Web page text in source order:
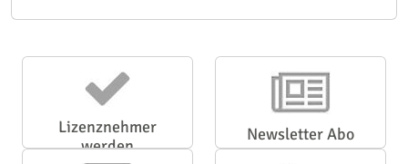
Lizenznehmer
werden
Newsletter Abo